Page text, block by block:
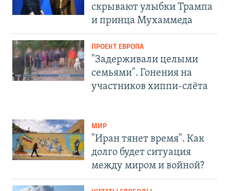
скрывают улыбки Трампа
и принца Мухаммеда
ПРОЕКТ ЕВРОПА
"Задерживали целыми
семьями". Гонения на
участников хиппи-слёта
МИР
"Иран тянет время". Как
долго будет ситуация
между миром и войной?